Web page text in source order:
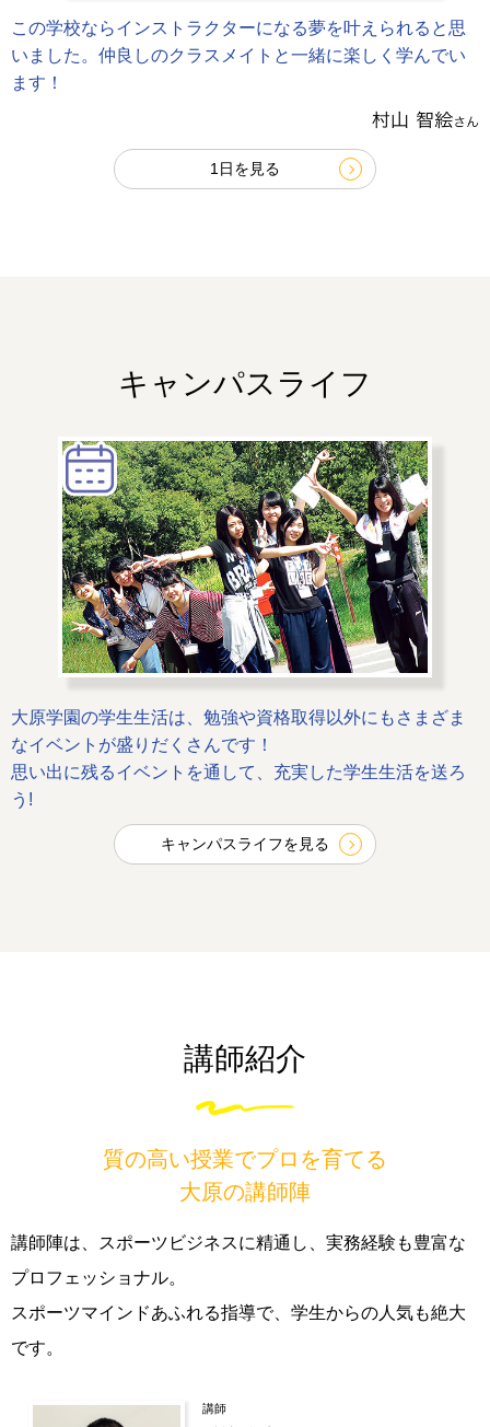
この学校ならインストラクターになる夢を叶えられると思
いました。仲良しのクラスメイトと一緒に楽しく学んでい
ます！
1日を見る
キャンパスライフ
大原学園の学生生活は、勉強や資格取得以外にもさまざま
なイベントが盛りだくさんです！
思い出に残るイベントを通して、充実した学生生活を送ろ
う!
キャンパスライフを見る
講師紹介
質の高い授業でプロを育てる
大原の講師陣
講師陣は、スポーツビジネスに精通し、実務経験も豊富な
プロフェッショナル。
スポーツマインドあふれる指導で、学生からの人気も絶大
です。
講師